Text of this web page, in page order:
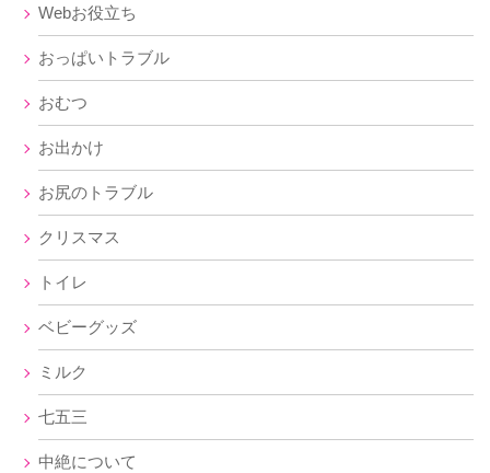
Webお役立ち
おっぱいトラブル
おむつ
お出かけ
お尻のトラブル
クリスマス
トイレ
ベビーグッズ
ミルク
七五三
中絶について